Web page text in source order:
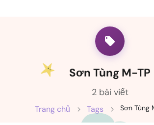
Sơn Tùng M-TP
2 bài viết
Trang chủ Tags Sơn Tùng